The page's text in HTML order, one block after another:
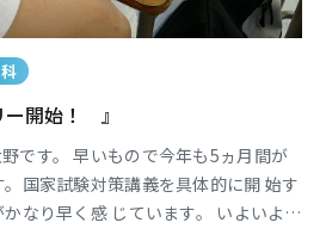
開始！ 』
です。 早いもので今年も5ヵ月間が
国家試験対策講義を具体的に開 始す
なり早く感 じています。 いよいよ明